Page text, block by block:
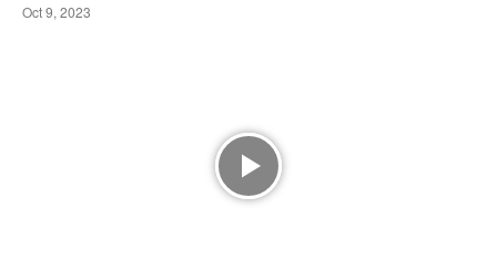
Oct 9, 2023